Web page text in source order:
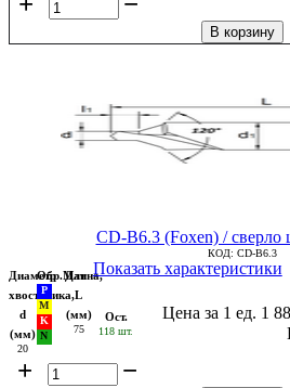
В корзину
CD-B6.3 (Foxen) / сверло
КОД: CD-B6.3
Диаметр
хвостовика,
d
(мм)
20
Обр.МатДлина,
L
(мм)
75
Показать характеристики
Ост.
118 шт.
Цена за 1 ед. 1
+ −